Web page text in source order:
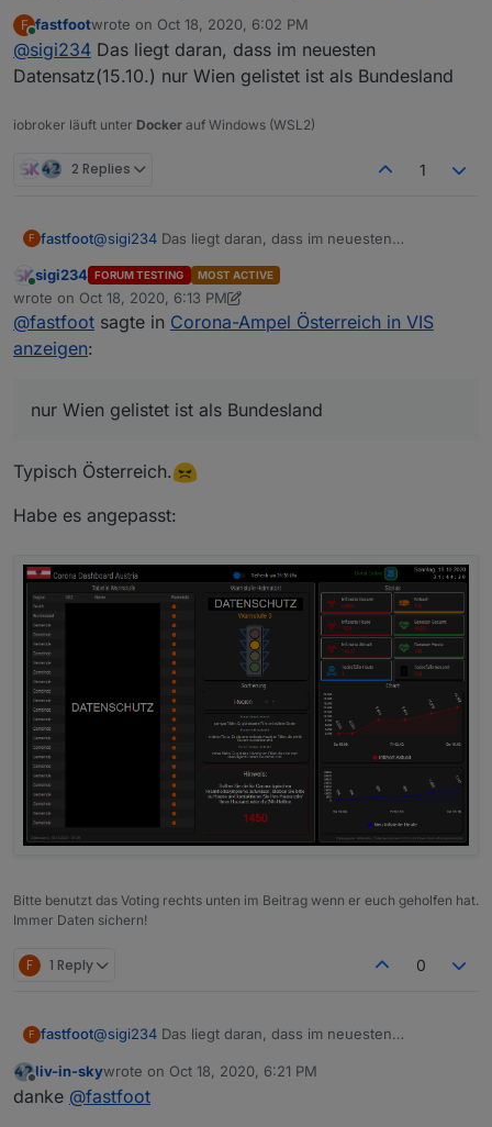
was steht da drin für deine regionen
funktioniert, jetzt werden nur mehr 2 Regionen
gehen )
F
Online
fastfootwrote on Oct 18, 2020, 6:02 PM
last edited by
@sigi234 Das liegt daran, dass im neuesten
Datensatz(15.10.) nur Wien gelistet ist als Bundesland
iobroker läuft unter Docker auf Windows (WSL2)
2 Replies 1
F fastfoot@sigi234 Das liegt daran, dass im neuesten
Online
sigi234 FORUM TESTING MOST ACTIVE
wrote on Oct 18, 2020, 6:13 PM
last edited by sigi234Oct 18, 2020, 9:46 PM
@fastfoot sagte in Corona-Ampel Österreich in VIS
anzeigen:
nur Wien gelistet ist als Bundesland
Typisch Österreich.
Habe es angepasst:
Bitte benutzt das Voting rechts unten im Beitrag wenn er euch geholfen hat.
Immer Daten sichern!
F 1 Reply 0
F fastfoot@sigi234 Das liegt daran, dass im neuesten
Offline
liv-in-skywrote on Oct 18, 2020, 6:21 PM
last edited by
danke @fastfoot